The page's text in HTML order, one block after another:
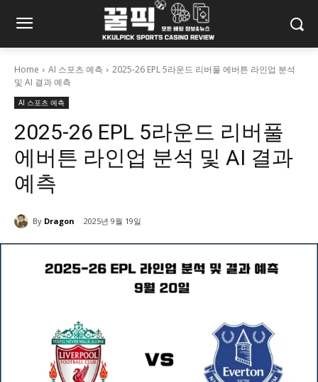
Home AI 스포츠 예측
2025-26 EPL 5라운드 리버풀 에버튼 라인업 분석
및 AI 결과 예측
AI 스포츠 예측
2025-26 EPL 5라운드 리버풀
에버튼 라인업 분석 및 AI 결과
예측
By Dragon 2025년 9월 19일